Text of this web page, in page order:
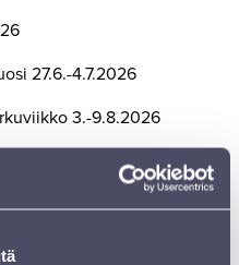
27.6.-4.7.2026
3.-9.8.2026
Sibelius-festivaali